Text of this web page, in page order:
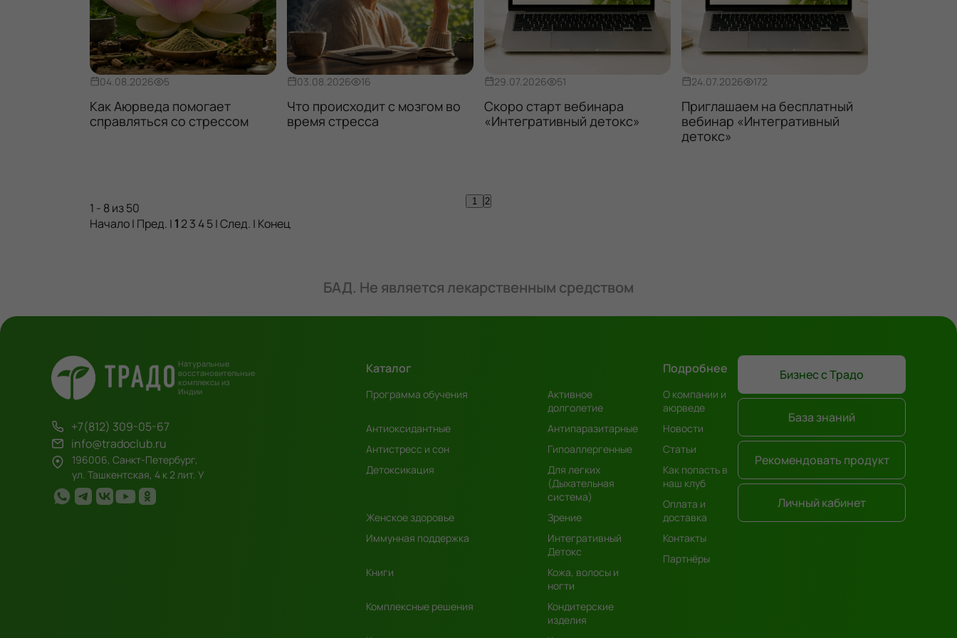
04.08.2026 5
Как Аюрведа помогает
справляться со стрессом
03.08.2026 16
Что происходит с мозгом во
время стресса
29.07.2026 51
Скоро старт вебинара
«Интегративный детокс»
24.07.2026 172
Приглашаем на бесплатный
вебинар «Интегративный
детокс»
1 2
1 - 8 из 50
Начало | Пред. | 1 23 45|След. | Конец
БАД. Не является лекарственным средством
Натуральные
восстановительные
комплексы из
Индии
+7(812) 309-05-67
info@tradoclub.ru
196006, Санкт-Петербург,
ул. Ташкентская, 4 к 2 лит. У
Каталог
Программа обучения
Активное
долголетие
Антиоксидантные
Антипаразитарные
Антистресс и сон
Гипоаллергенные
Детоксикация
Для легких
(Дыхательная
система)
Женское здоровье
Зрение
Иммунная поддержка
Интегративный
Детокс
Книги
Кожа, волосы и
ногти
Комплексные решения
Кондитерские
изделия
Подробнее
О компании и
аюрведе
Новости
Статьи
Как попасть в
наш клуб
Оплата и
доставка
Контакты
Партнёры
Бизнес с Традо
База знаний
Рекомендовать продукт
Личный кабинет